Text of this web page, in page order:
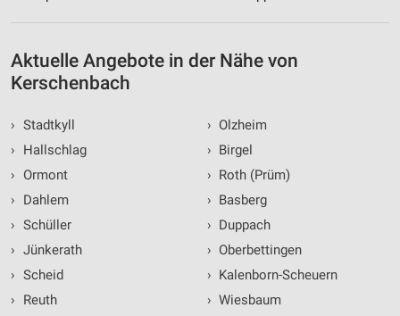
Aktuelle Angebote in der Nähe von
Kerschenbach
› Stadtkyll
›
Hallschlag
›
Ormont
›
Dahlem
› Schüller
› Jünkerath
› Scheid
›
Reuth
› Olzheim
› Birgel
› Roth (Prüm)
› Basberg
› Duppach
› Oberbettingen
› Kalenborn-Scheuern
› Wiesbaum